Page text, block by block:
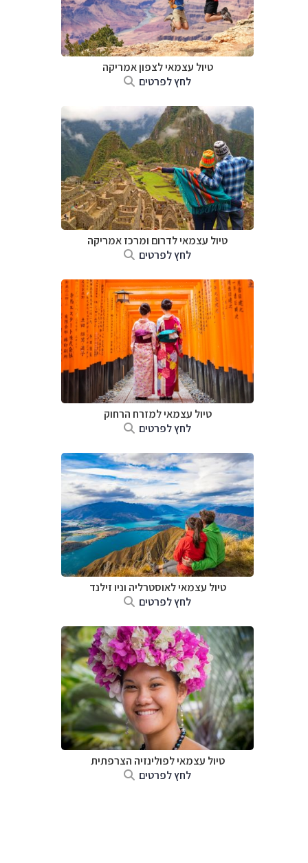
טיול עצמאי לצפון אמריקה
לחץ לפרטים
טיול עצמאי לדרום ומרכז אמריקה
לחץ לפרטים
טיול עצמאי למזרח הרחוק
לחץ לפרטים
טיול עצמאי לאוסטרליה וניו זילנד
לחץ לפרטים
טיול עצמאי לפולינזיה הצרפתית
לחץ לפרטים